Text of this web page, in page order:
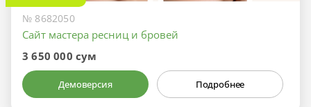
№ 8682050
Сайт мастера ресниц и бровей
3 650 000 сум
Демоверсия Подробнее